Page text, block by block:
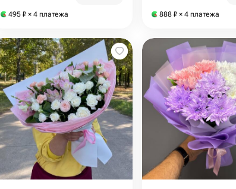
495 ₽ × 4 платежа 888 ₽ × 4 платежа